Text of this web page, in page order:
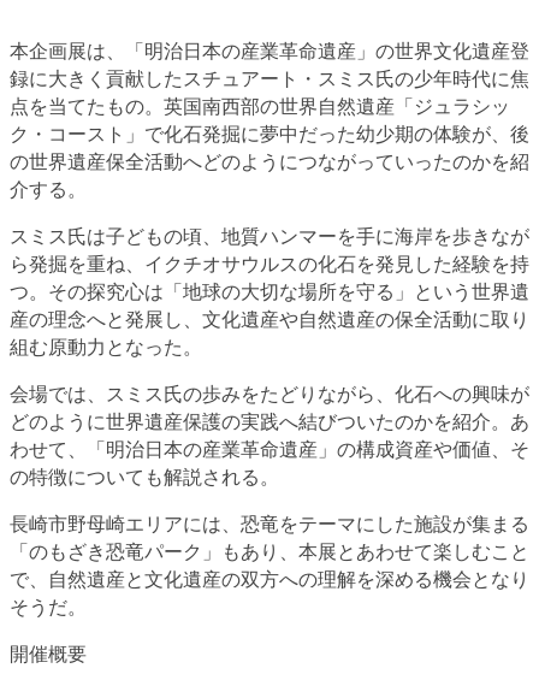
本企画展は、「明治日本の産業革命遺産」の世界文化遺産登
録に大きく貢献したスチュアート・スミス氏の少年時代に焦
点を当てたもの。英国南西部の世界自然遺産「ジュラシッ
ク・コースト」で化石発掘に夢中だった幼少期の体験が、後
の世界遺産保全活動へどのようにつながっていったのかを紹
介する。
スミス氏は子どもの頃、地質ハンマーを手に海岸を歩きなが
ら発掘を重ね、イクチオサウルスの化石を発見した経験を持
つ。その探究心は「地球の大切な場所を守る」という世界遺
産の理念へと発展し、文化遺産や自然遺産の保全活動に取り
組む原動力となった。
会場では、スミス氏の歩みをたどりながら、化石への興味が
どのように世界遺産保護の実践へ結びついたのかを紹介。あ
わせて、「明治日本の産業革命遺産」の構成資産や価値、そ
の特徴についても解説される。
長崎市野母崎エリアには、恐竜をテーマにした施設が集まる
「のもざき恐竜パーク」もあり、本展とあわせて楽しむこと
で、自然遺産と文化遺産の双方への理解を深める機会となり
そうだ。
開催概要